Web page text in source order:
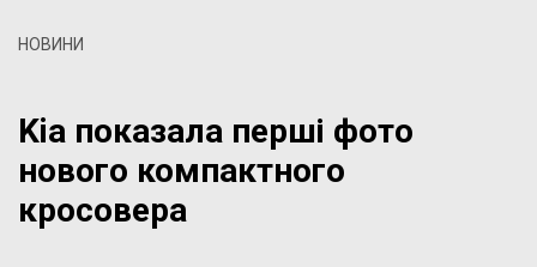
НОВИНИ
Kia показала перші фото
нового компактного
кросовера